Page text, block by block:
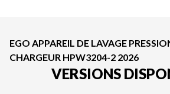
EGO APPAREIL DE LAVAGE
CHARGEUR HPW3204-2 2026
VERSIONS